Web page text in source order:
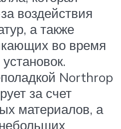
воздействия
а также
во время
Northrop
за счет
материалов, а